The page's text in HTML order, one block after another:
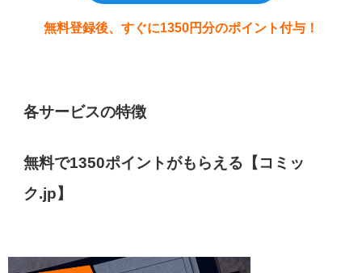
無料登録後、すぐに1350円分のポイント付与！
各サービスの特徴
無料で1350ポイントがもらえる【コミッ
ク.jp】